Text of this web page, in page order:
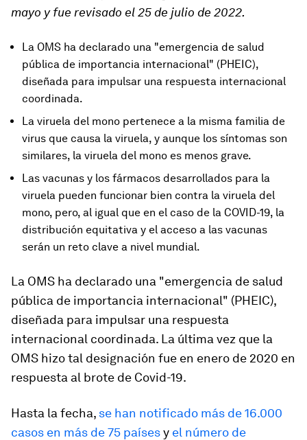
mayo y fue revisado el 25 de julio de 2022.
La OMS ha declarado una "emergencia de salud
pública de importancia internacional" (PHEIC),
diseñada para impulsar una respuesta internacional
coordinada.
La viruela del mono pertenece a la misma familia de
virus que causa la viruela, y aunque los síntomas son
similares, la viruela del mono es menos grave.
Las vacunas y los fármacos desarrollados para la
viruela pueden funcionar bien contra la viruela del
mono, pero, al igual que en el caso de la COVID-19, la
distribución equitativa y el acceso a las vacunas
serán un reto clave a nivel mundial.
La OMS ha declarado una "emergencia de salud
pública de importancia internacional" (PHEIC),
diseñada para impulsar una respuesta
internacional coordinada. La última vez que la
OMS hizo tal designación fue en enero de 2020 en
respuesta al brote de Covid-19.
Hasta la fecha, se han notificado más de 16.000
casos en más de 75 paísesy el número de